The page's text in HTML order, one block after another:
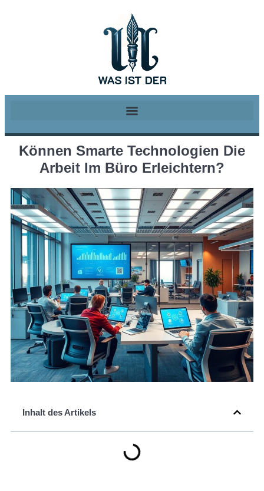
Können Smarte Technologien Die
Arbeit Im Büro Erleichtern?
Inhalt des Artikels